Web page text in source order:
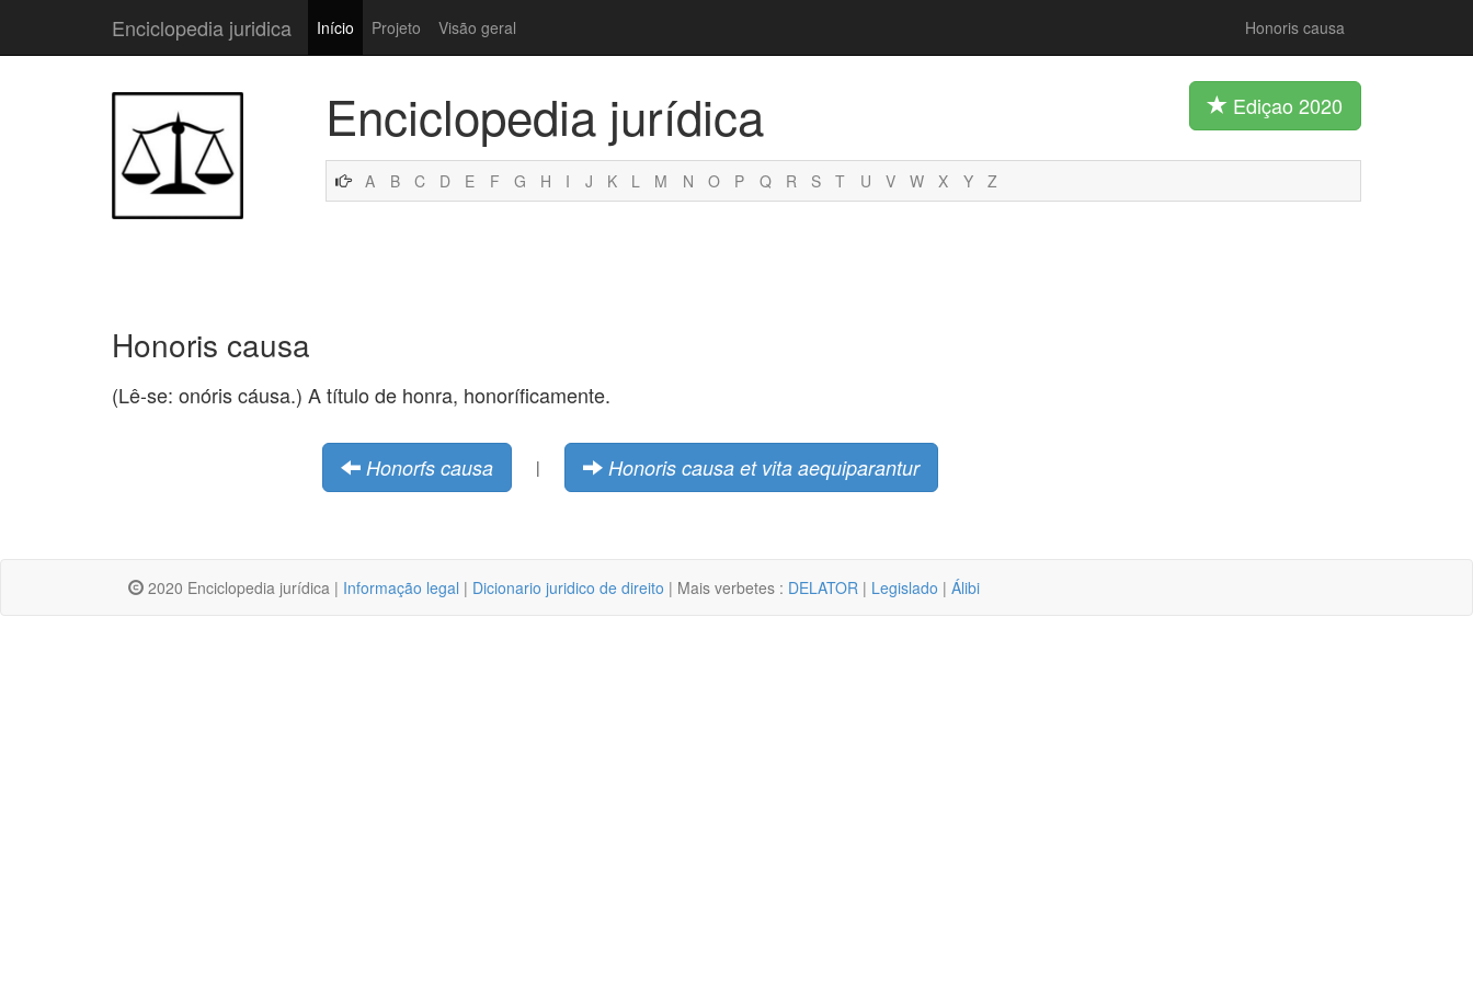
Enciclopedia juridica Início Projeto Visão geral Honoris causa
Enciclopedia jurídica Ediçao 2020
A B C D E F G H I J K L M N O P Q R S T U V W X Y Z
Honoris causa
(Lê-se: onóris cáusa.) A título de honra, honoríficamente.
Honorfs causa | Honoris causa et vita aequiparantur
2020 Enciclopedia jurídica | Informação legal | Dicionario juridico de direito | Mais verbetes : DELATOR | Legislado | Álibi